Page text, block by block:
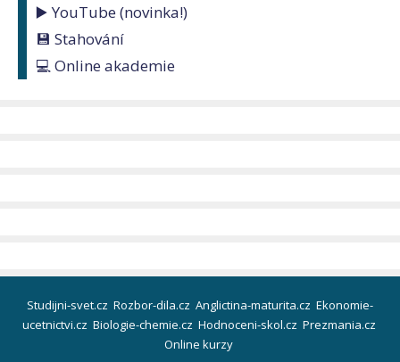
▶️ YouTube (novinka!)
💾 Stahování
💻 Online akademie
Studijni-svet.cz Rozbor-dila.cz Anglictina-maturita.cz Ekonomie-
ucetnictvi.cz Biologie-chemie.cz Hodnoceni-skol.cz Prezmania.cz
Online kurzy